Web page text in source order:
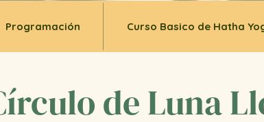
Programación Curso Basico de Hatha
de Luna